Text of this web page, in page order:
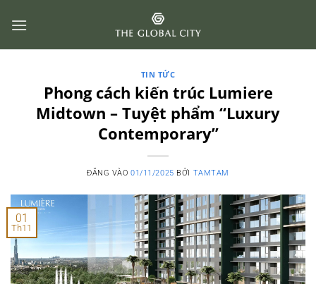
qua
TIN TỨC
Phong cách kiến trúc Lumiere
Midtown – Tuyệt phẩm “Luxury
Contemporary”
ĐĂNG VÀO01/11/2025 BỞI TAMTAM
01
Th11